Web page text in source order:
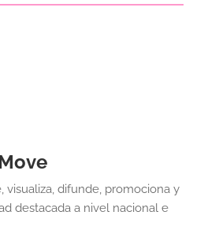
visualiza, difunde, promociona y
destacada a nivel nacional e